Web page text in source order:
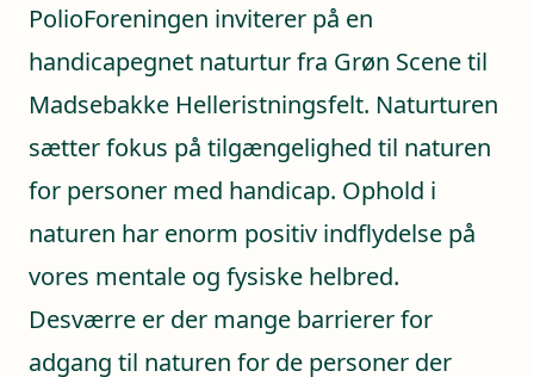
PolioForeningen inviterer på en
handicapegnet naturtur fra Grøn Scene til
Madsebakke Helleristningsfelt. Naturturen
sætter fokus på tilgængelighed til naturen
for personer med handicap. Ophold i
naturen har enorm positiv indflydelse på
vores mentale og fysiske helbred.
Desværre er der mange barrierer for
adgang til naturen for de personer der